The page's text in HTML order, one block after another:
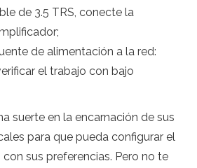
de 3.5 TRS, conecte la
de alimentación a la red:
el trabajo con bajo
suerte en la encarnación de sus
para que pueda configurar el
sus preferencias. Pero no te